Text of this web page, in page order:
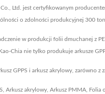
Ltd. jest certyfikowanym
o zdolności produkcyjnej 300
w produkcji folii dmuchanej z
Chia nie tylko produkuje arkusze
GPPS i arkusz akrylowy, zarówno
Arkusz akrylowy Arkusz PMMA Folia